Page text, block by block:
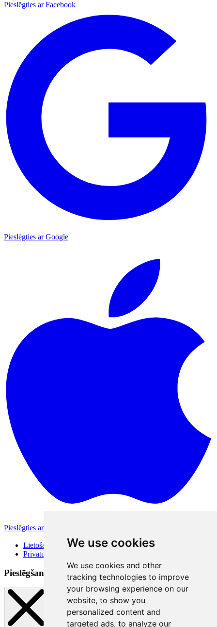
We use cookies
We use cookies and other
tracking technologies to improve
your browsing experience on our
website, to show you
personalized content and
targeted ads, to analyze our
Pieslēgties ar Facebook
Pieslēgties ar Google
Pieslēgties ar Apple
Lietošanas noteikumi
Privātuma politika
Pieslēgšanās veidi